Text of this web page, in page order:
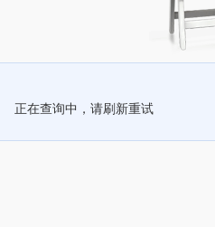
正在查询中，请刷新重试